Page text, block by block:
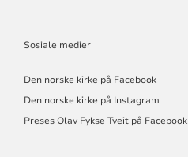
Sosiale medier
Den norske kirke på Facebook
Den norske kirke på Instagram
Preses Olav Fykse Tveit på Facebook